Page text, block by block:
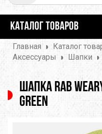
КАТАЛОГ ТОВАРОВ
Главная Каталог
Аксессуары
Шапки
Шапка Rab
Green